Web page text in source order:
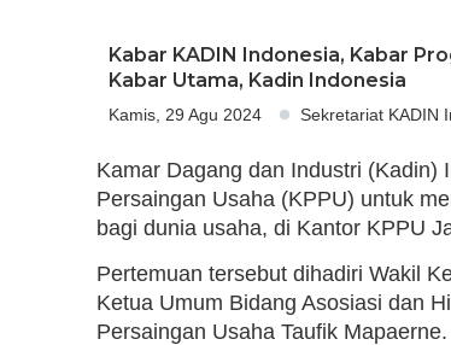
Kabar KADIN Indonesia, Kabar
Kabar Utama, Kadin Indonesia
Kamis, 29 Agu 2024 Sekretariat KADIN
Kamar Dagang dan Industri (Kadin)
Persaingan Usaha (KPPU) untuk
bagi dunia usaha, di Kantor KPPU
Pertemuan tersebut dihadiri Wakil
Ketua Umum Bidang Asosiasi dan
Persaingan Usaha Taufik